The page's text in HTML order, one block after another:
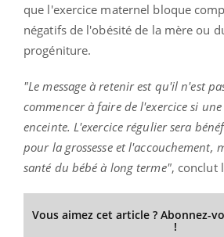
que l'exercice maternel bloque
négatifs de l'obésité de la mère ou
progéniture.
"Le message à retenir est qu'il n'est
commencer à faire de l'exercice si
enceinte. L'exercice régulier sera
pour la grossesse et l'accouchement,
santé du bébé à long terme", conclut
Vous aimez cet article ? Abonnez-
!